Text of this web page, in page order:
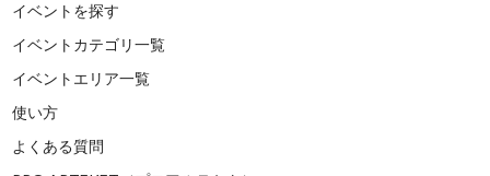
イベントを探す
イベントカテゴリ一覧
イベントエリア一覧
使い方
よくある質問